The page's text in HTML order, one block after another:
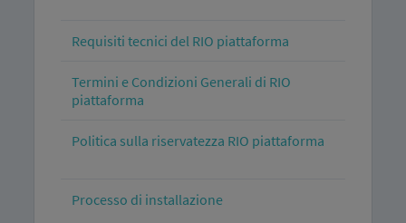
Requisiti tecnici del RIO piattaforma
Termini e Condizioni Generali di RIO
piattaforma
Politica sulla riservatezza RIO piattaforma
Processo di installazione